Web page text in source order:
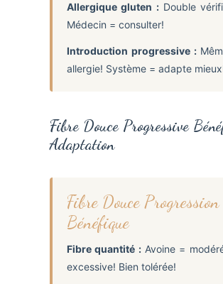
Allergique gluten :Double
Médecin = consulter!
Introduction progressive :
allergie! Système = adapte
Fibre Douce Progressive
Adaptation
Fibre Douce Progression
Bénéfique
Fibre quantité :Avoine =
excessive! Bien tolérée!